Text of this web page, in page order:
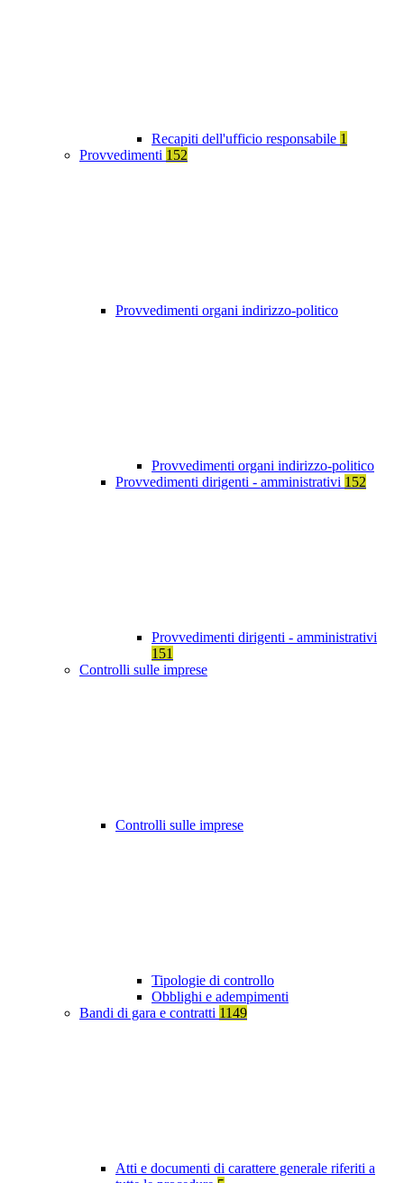
Recapiti dell'ufficio responsabile 1
Provvedimenti 152
Provvedimenti organi indirizzo-politico
Provvedimenti organi indirizzo-politico
Provvedimenti dirigenti - amministrativi 152
Provvedimenti dirigenti - amministrativi
151
Controlli sulle imprese
Controlli sulle imprese
Tipologie di controllo
Obblighi e adempimenti
Bandi di gara e contratti 1149
Atti e documenti di carattere generale riferiti a